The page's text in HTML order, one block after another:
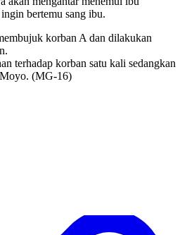
bertemu sang ibu.
korban A dan dilakukan
terhadap korban satu kali sedangkan
(MG-16)